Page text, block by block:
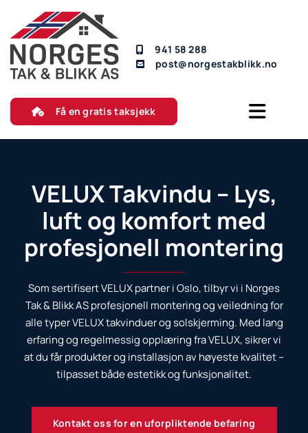
941 58 288
post@norgestakblikk.no
Få en gratis taksjekk
VELUX Takvindu – Lys,
luft og komfort med
profesjonell montering
Som sertifisert VELUX partner i Oslo, tilbyr vi i Norges
Tak & Blikk AS profesjonell montering og veiledning for
alle typer VELUX takvinduer og solskjerming. Med lang
erfaring og regelmessig opplæring fra VELUX, sikrer vi
at du får produkter og installasjon av høyeste kvalitet –
tilpasset både estetikk og funksjonalitet.
Kontakt oss for en uforpliktende befaring